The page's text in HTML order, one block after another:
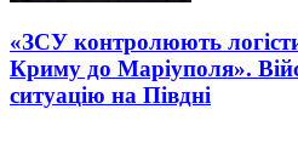
«ЗСУ контролюють
Криму до Маріуполя».
ситуацію на Півдні